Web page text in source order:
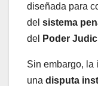
diseñada para
del sistema
del
Poder
Sin embargo, la
una disputa